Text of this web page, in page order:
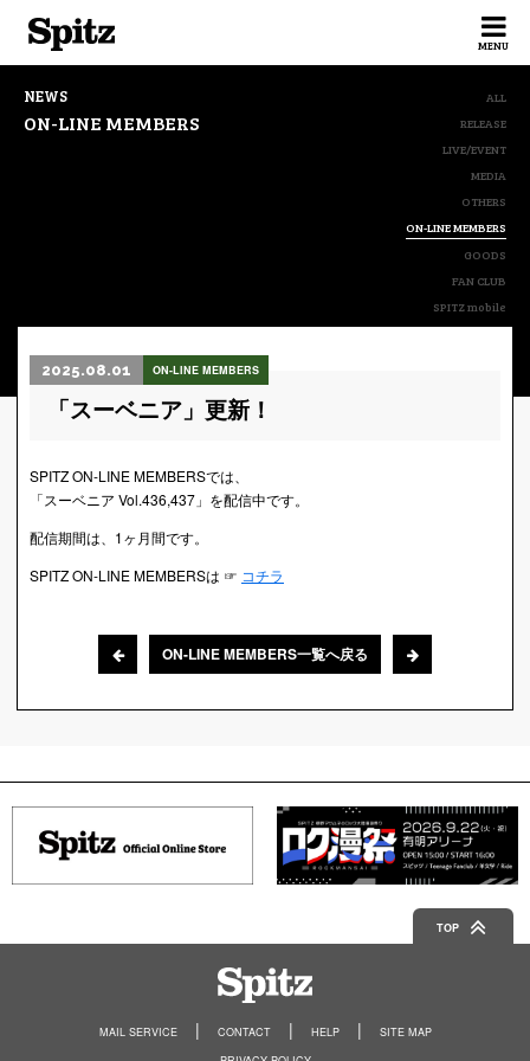
MENU
NEWS
ON-LINE MEMBERS
ALL
RELEASE
LIVE/EVENT
MEDIA
OTHERS
ON-LINE MEMBERS
GOODS
FAN CLUB
SPITZ mobile
2025.08.01 ON-LINE MEMBERS
「スーベニア」更新！
SPITZ ON-LINE MEMBERSでは、
「スーベニア Vol.436,437」を配信中です。
配信期間は、1ヶ月間です。
SPITZ ON-LINE MEMBERSは ☞ コチラ
ON-LINE MEMBERS一覧へ戻る
TOP
MAIL SERVICE CONTACT HELP
SITE MAP